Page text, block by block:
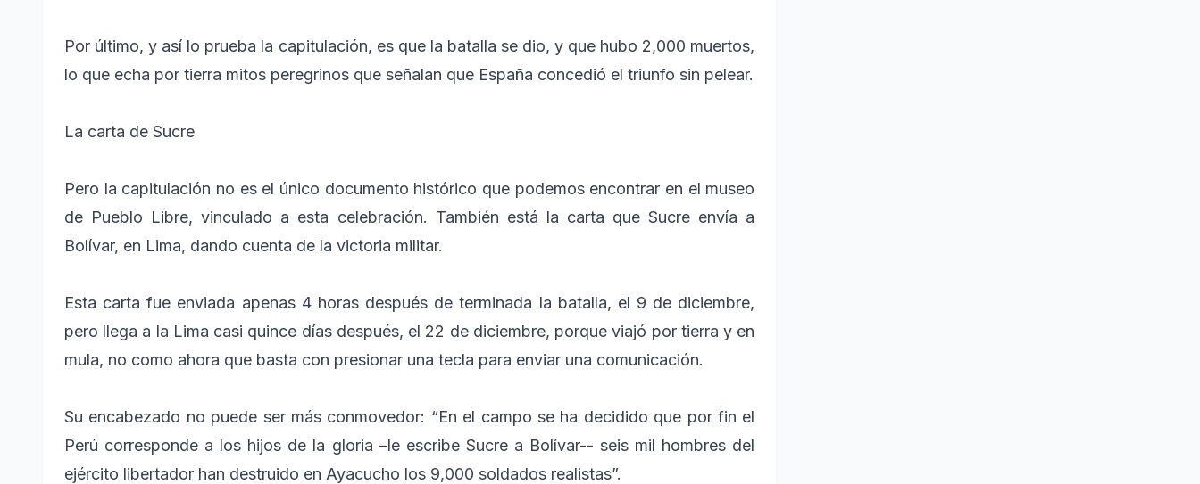
Por último, y así lo prueba la capitulación, es que la batalla se dio, y que hubo 2,000 muertos,
lo que echa por tierra mitos peregrinos que señalan que España concedió el triunfo sin pelear.
La carta de Sucre
Pero la capitulación no es el único documento histórico que podemos encontrar en el museo
de Pueblo Libre, vinculado a esta celebración. También está la carta que Sucre envía a
Bolívar, en Lima, dando cuenta de la victoria militar.
Esta carta fue enviada apenas 4 horas después de terminada la batalla, el 9 de diciembre,
pero llega a la Lima casi quince días después, el 22 de diciembre, porque viajó por tierra y en
mula, no como ahora que basta con presionar una tecla para enviar una comunicación.
Su encabezado no puede ser más conmovedor: “En el campo se ha decidido que por fin el
Perú corresponde a los hijos de la gloria –le escribe Sucre a Bolívar-- seis mil hombres del
ejército libertador han destruido en Ayacucho los 9,000 soldados realistas”.